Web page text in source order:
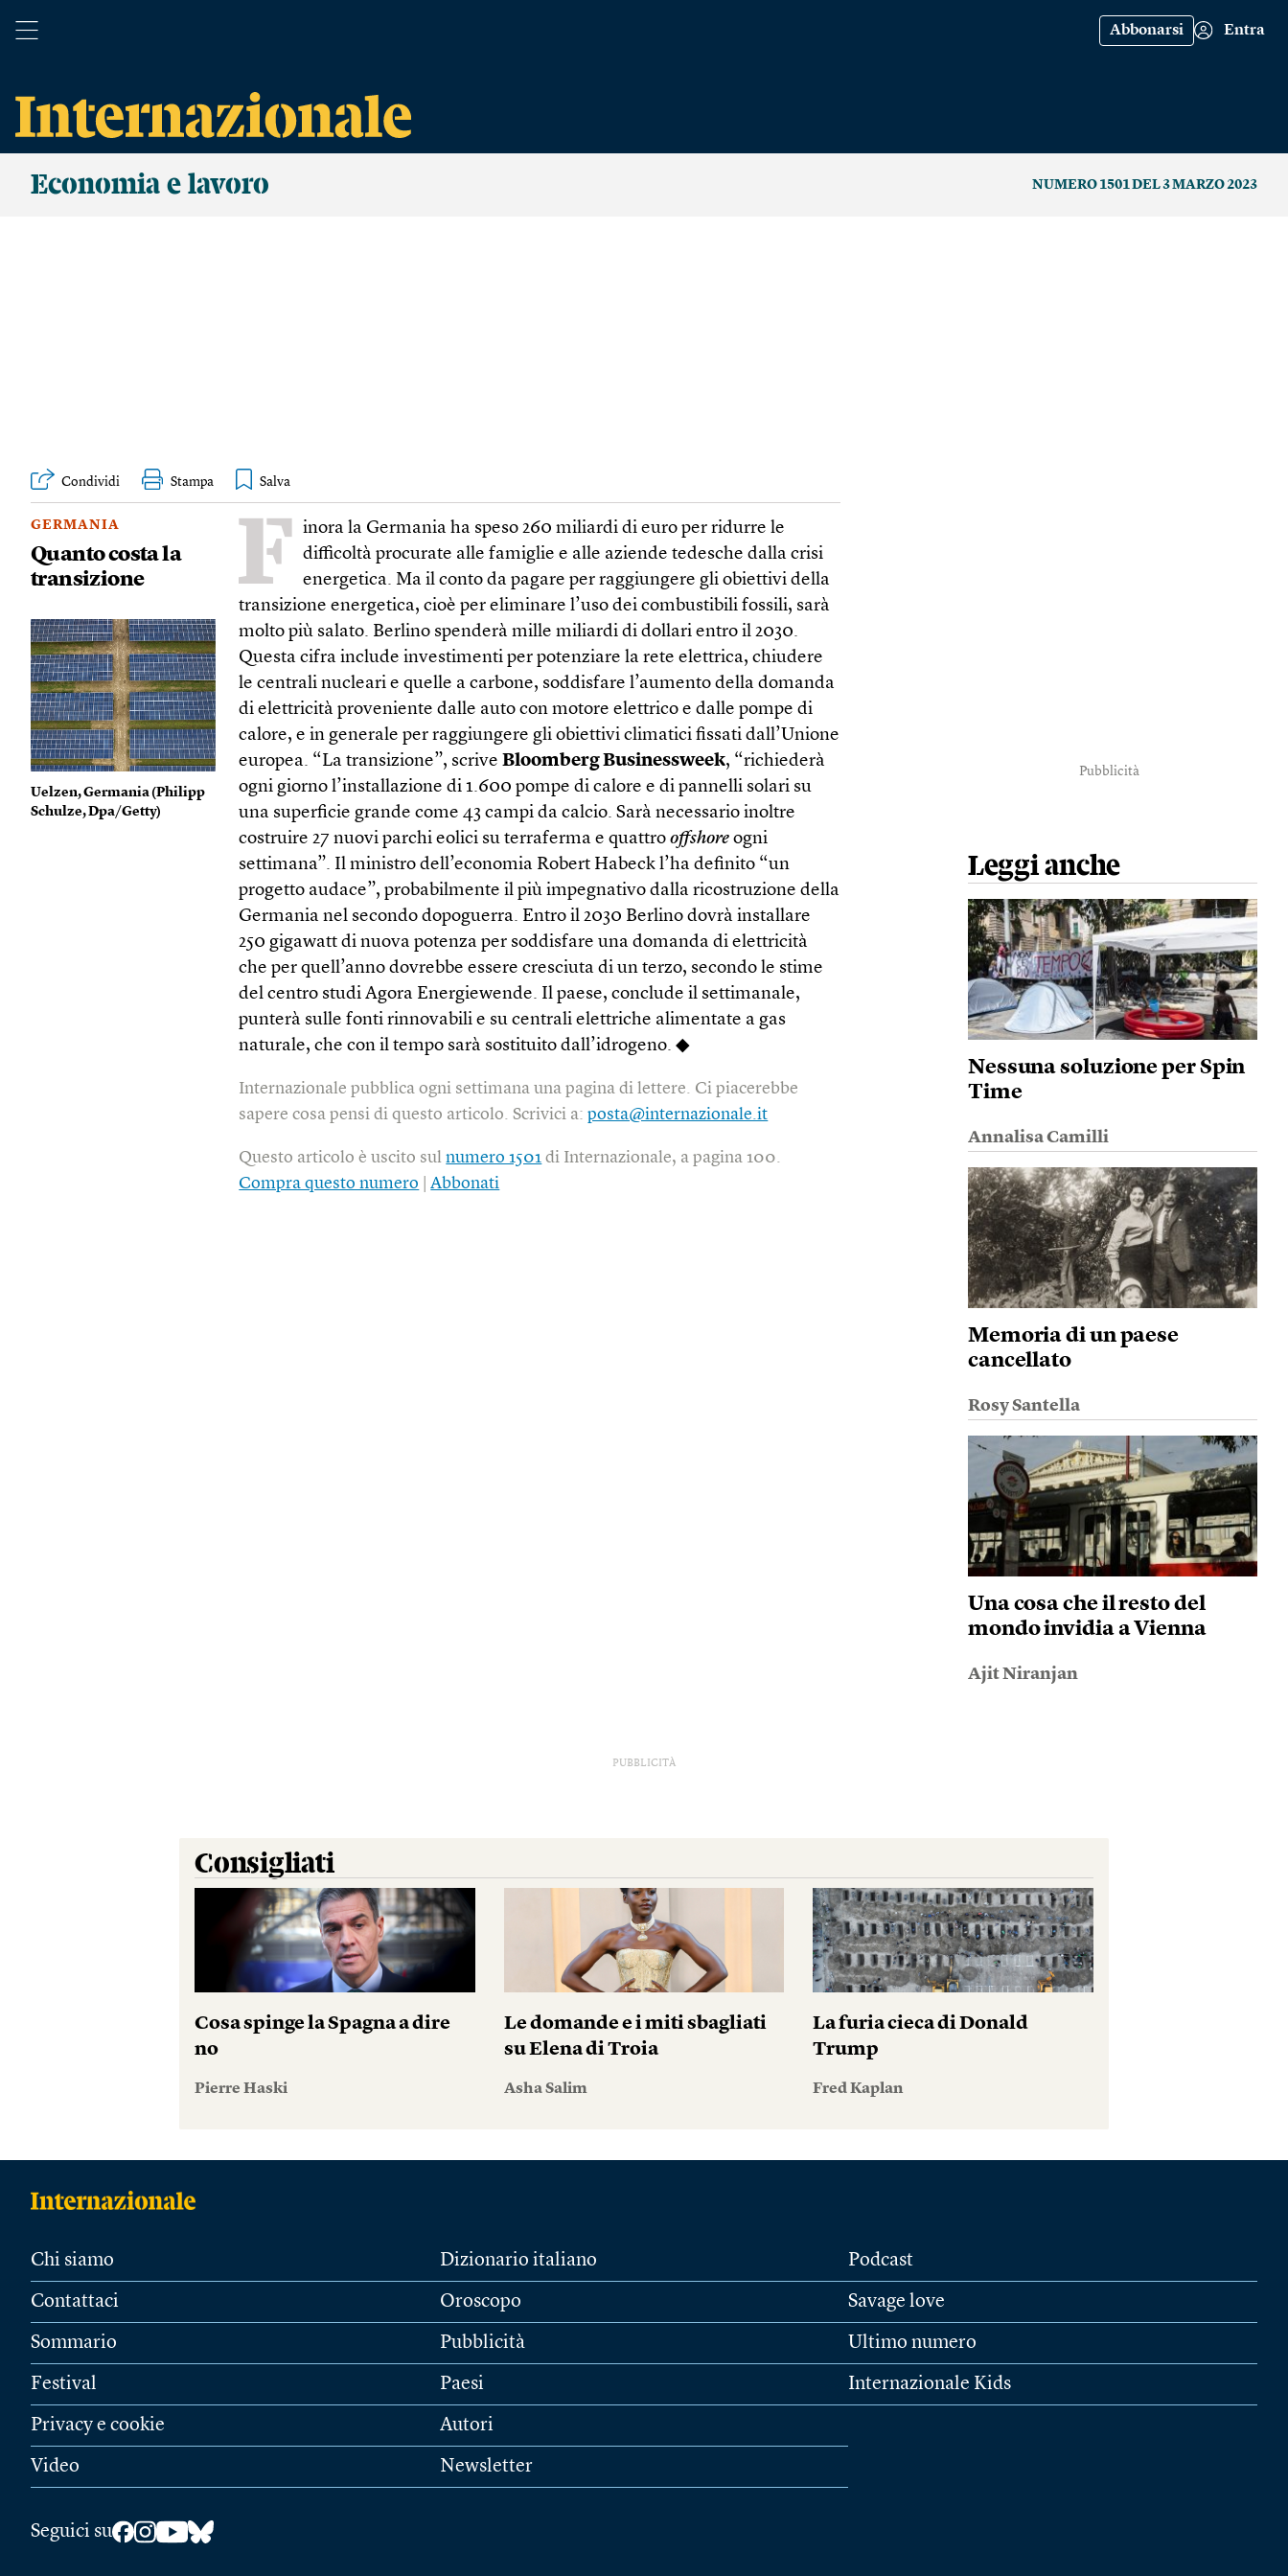
Abbonarsi Entra
Economia e lavoro NUMERO 1501 DEL 3 MARZO 2023
Condividi Stampa
GERMANIA
Quanto costa la
transizione
Uelzen, Germania (Philipp
Schulze, Dpa/Getty)
F inora la Germania ha speso 260 miliardi di euro per ridurre le
difficoltà procurate alle famiglie e alle aziende tedesche dalla crisi
energetica. Ma il conto da pagare per raggiungere gli obiettivi della
transizione energetica, cioè per eliminare l’uso dei combustibili fossili, sarà
molto più salato. Berlino spenderà mille miliardi di dollari entro il 2030.
Questa cifra include investimenti per potenziare la rete elettrica, chiudere
le centrali nucleari e quelle a carbone, soddisfare l’aumento della domanda
di elettricità proveniente dalle auto con motore elettrico e dalle pompe di
calore, e in generale per raggiungere gli obiettivi climatici fissati dall’Unione
europea. “La transizione”, scriveBloomberg Businessweek, “richiederà
ogni giorno l’installazione di 1.600 pompe di calore e di pannelli solari su
una superficie grande come 43 campi da calcio. Sarà necessario inoltre
costruire 27 nuovi parchi eolici su terraferma e quattrooffshore ogni
settimana”. Il ministro dell’economia Robert Habeck l’ha definito “un
progetto audace”, probabilmente il più impegnativo dalla ricostruzione della
Germania nel secondo dopoguerra. Entro il 2030 Berlino dovrà installare
250 gigawatt di nuova potenza per soddisfare una domanda di elettricità
che per quell’anno dovrebbe essere cresciuta di un terzo, secondo le stime
del centro studi Agora Energiewende. Il paese, conclude il settimanale,
punterà sulle fonti rinnovabili e su centrali elettriche alimentate a gas
naturale, che con il tempo sarà sostituito dall’idrogeno. ◆
Internazionale pubblica ogni settimana una pagina di lettere. Ci piacerebbe
sapere cosa pensi di questo articolo. Scrivici a:posta@internazionale.it
Questo articolo è uscito sulnumero 1501 di Internazionale, a pagina 100.
Compra questo numero
Abbonati
Pubblicità
Leggi anche
Nessuna soluzione per Spin
Time
Annalisa Camilli
Memoria di un paese
cancellato
Rosy Santella
Una cosa che il resto del
mondo invidia a Vienna
Ajit Niranjan
PUBBLICITÀ
Consigliati
Cosa spinge la Spagna a dire
no
Pierre Haski
Le domande e i miti sbagliati
su Elena di Troia
Asha Salim
La furia cieca di Donald
Trump
Fred Kaplan
Chi siamo
Contattaci
Sommario
Festival
Privacy e cookie
Video
Dizionario italiano
Oroscopo
Pubblicità
Paesi
Autori
Newsletter
Podcast
Savage love
Ultimo numero
Internazionale Kids
Seguici su